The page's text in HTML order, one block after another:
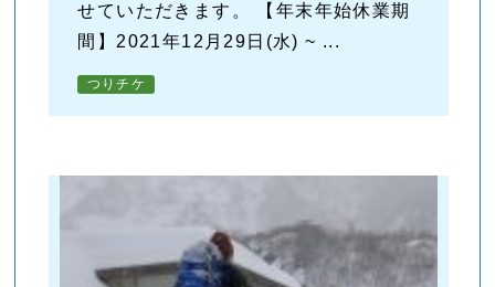
せていただきます。 【年末年始休業期
間】2021年12月29日(水) ~ ...
つりチケ